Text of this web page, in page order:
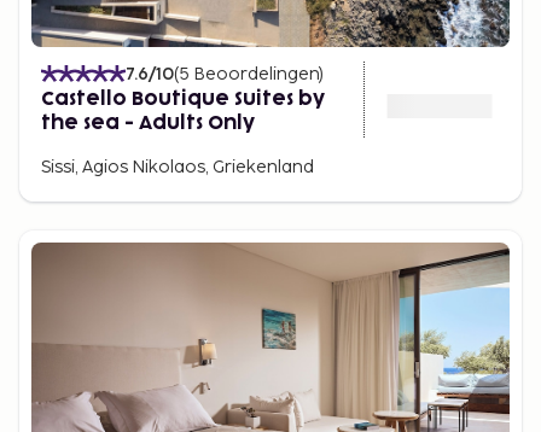
7.6/10(5 Beoordelingen)
Castello Boutique Suites by
the sea - Adults Only
Sissi, Agios Nikolaos, Griekenland